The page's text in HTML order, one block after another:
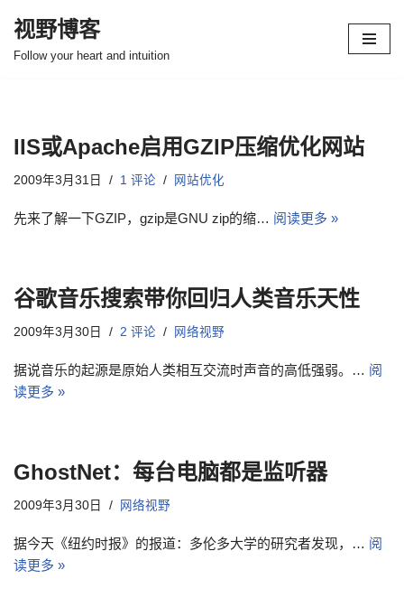
跳
视野博客
Follow your heart and intuition
IIS或Apache启用GZIP压缩优化网站
2009年3月31日 1 评论 网站优化
先来了解一下GZIP，gzip是GNU zip的缩… 阅读更多 »
谷歌音乐搜索带你回归人类音乐天性
2009年3月30日 2 评论 网络视野
据说音乐的起源是原始人类相互交流时声音的高低强弱。… 阅
读更多 »
GhostNet：每台电脑都是监听器
2009年3月30日 网络视野
据今天《纽约时报》的报道：多伦多大学的研究者发现，… 阅
读更多 »